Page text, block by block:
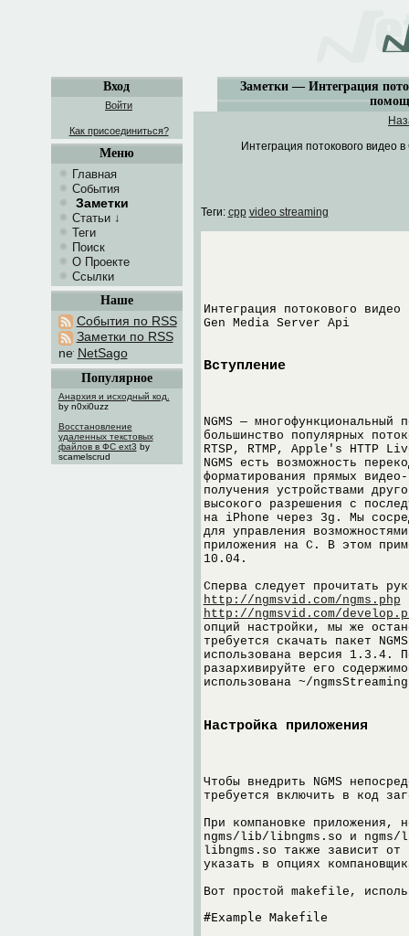
Вход
Войти
Как присоединиться?
Меню
Главная
События
Заметки
Статьи ↓
Теги
Поиск
О Проекте
Ссылки
Наше
События по RSS
Заметки по RSS
NetSago
Популярное
Анархия и исходный код.
by n0xi0uzz
Восстановление
удаленных текстовых
файлов в ФС ext3 by
scamelscrud
Заметки — Интеграция
Интеграция потокового видео
Теги: cpp video streaming
Интеграция потокового
Gen Media Server Api
Вступление
NGMS — многофункциональный
большинство популярных
RTSP, RTMP, Apple's HTTP
NGMS есть возможность
форматирования прямых
получения устройствами
высокого разрешения с
на iPhone через 3g. Мы
для управления
приложения на C. В этом
10.04.
Сперва следует прочитать
http://ngmsvid.com/ngms.php
http://ngmsvid.com/
опций настройки, мы же
требуется скачать пакет
использована версия 1.3.4.
разархивируйте его
использована ~/
Настройка приложения
Чтобы внедрить NGMS
требуется включить в код
При компановке приложения,
ngms/lib/libngms.so и
libngms.so также зависит
указать в опциях
Вот простой makefile,
#Example Makefile